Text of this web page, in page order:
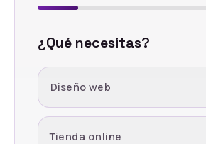
¿Qué necesitas?
Diseño web
Tienda online